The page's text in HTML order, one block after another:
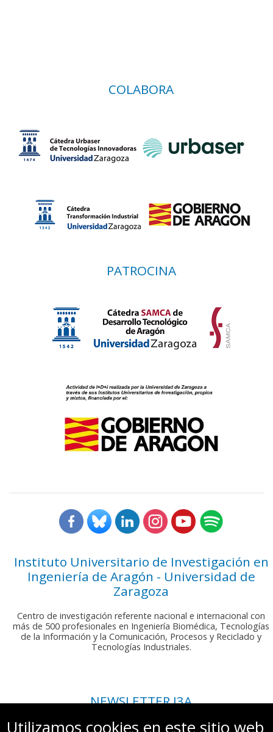
COLABORA
PATROCINA
Instituto Universitario de Investigación en
Ingeniería de Aragón - Universidad de
Zaragoza
Centro de investigación referente nacional e internacional con
más de 500 profesionales en Ingeniería Biomédica, Tecnologías
de la Información y la Comunicación, Procesos y Reciclado y
Tecnologías Industriales.
NEWSLETTER I3A
Si deseas recibir nuestro boletín mensual, envíanos un correo a:
Utilizamos cookies en este sitio web